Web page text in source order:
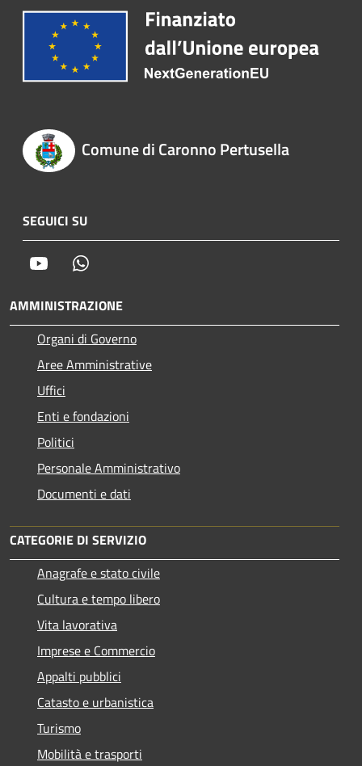
Comune di Caronno Pertusella
SEGUICI SU
Youtube
AMMINISTRAZIONE
Organi di Governo
Aree Amministrative
Uffici
Enti e fondazioni
Politici
Personale Amministrativo
Documenti e dati
CATEGORIE DI SERVIZIO
Anagrafe e stato civile
Cultura e tempo libero
Vita lavorativa
Imprese e Commercio
Appalti pubblici
Catasto e urbanistica
Turismo
Mobilità e trasporti